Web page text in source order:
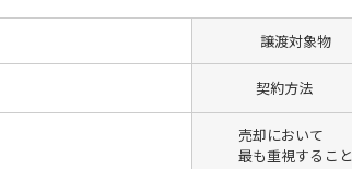
譲渡対象物
契約方法
売却において
最も重視すること